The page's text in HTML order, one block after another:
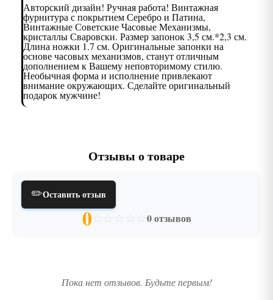
Авторский дизайн! Ручная работа! Винтажная
фурнитура с покрытием Серебро и Патина,
Винтажные Советские Часовые Механизмы,
кристаллы Сваровски. Размер запонок 3,5 см.*2,3 см.
Длина ножки 1.7 см. Оригинальные запонки на
основе часовых механизмов, станут отличным
дополнением к Вашему неповторимому стилю.
Необычная форма и исполнение привлекают
внимание окружающих. Сделайте оригинальный
подарок мужчине!
Отзывы о товаре
✏️Оставить отзыв
0☆ ☆ ☆ ☆ ☆ 0 отзывов
Пока нет отзывов. Будьте первым!